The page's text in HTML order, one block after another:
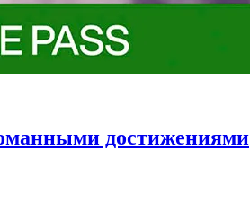
достижениями